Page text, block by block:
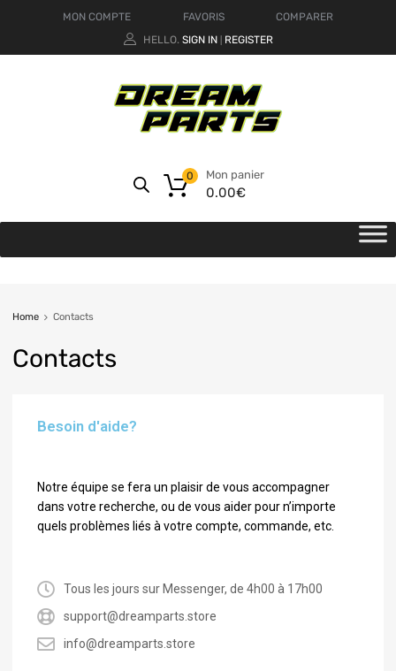
MON COMPTE FAVORIS
COMPARER
HELLO. SIGN IN REGISTER
Mon panier
0.00€
0
Home Contacts
Contacts
Besoin d'aide?
Notre équipe se fera un plaisir de vous accompagner
dans votre recherche, ou de vous aider pour n’importe
quels problèmes liés à votre compte, commande, etc.
Tous les jours sur Messenger, de 4h00 à 17h00
support@dreamparts.store
info@dreamparts.store